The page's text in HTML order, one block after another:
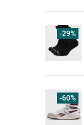
-29%
-60%